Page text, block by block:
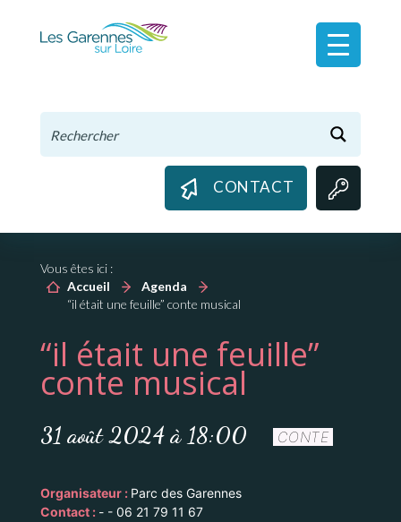
CONTACT
Vous êtes ici :
Accueil
Agenda
“il était une feuille” conte musical
“il était une feuille”
conte musical
31 août 2024 à 18:00 CONTE
Organisateur : Parc des Garennes
Contact : - - 06 21 79 11 67